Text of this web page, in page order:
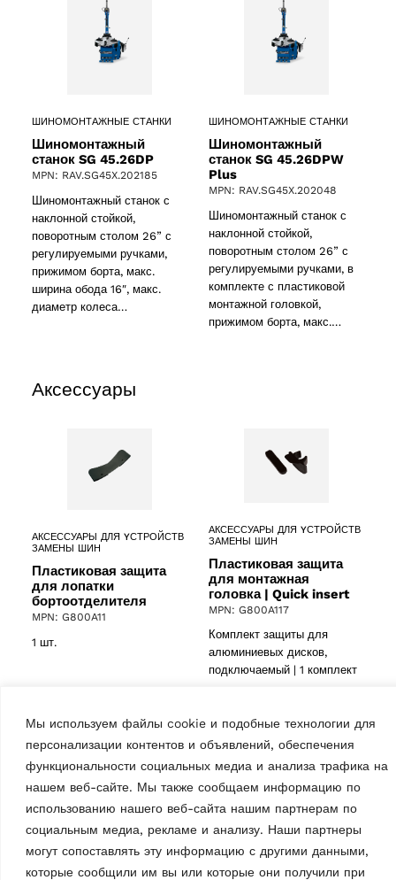
Мы используем файлы cookie и подобные технологии для
персонализации контентов и объявлений, обеспечения
функциональности социальных медиа и анализа трафика на
нашем веб-сайте. Мы также сообщаем информацию по
использованию нашего веб-сайта нашим партнерам по
социальным медиа, рекламе и анализу. Наши партнеры
могут сопоставлять эту информацию с другими данными,
которые сообщили им вы или которые они получили при
ШИНОМОНТАЖНЫЕ СТАНКИ
Шиномонтажный
станок SG 45.26DP
MPN: RAV.SG45X.202185
Шиномонтажный станок с
наклонной стойкой,
поворотным столом 26” с
регулируемыми ручками,
прижимом борта, макс.
ширина обода 16″, макс.
диаметр колеса…
ШИНОМОНТАЖНЫЕ СТАНКИ
Шиномонтажный
станок SG 45.26DPW
Plus
MPN: RAV.SG45X.202048
Шиномонтажный станок с
наклонной стойкой,
поворотным столом 26” с
регулируемыми ручками, в
комплекте с пластиковой
монтажной головкой,
прижимом борта, макс.…
Аксессуары
АКСЕССУАРЫ ДЛЯ YСТРОЙСТВ
ЗАМЕНЫ ШИН
Пластиковая защита
для лопатки
бортоотделителя
MPN: G800A11
1 шт.
АКСЕССУАРЫ ДЛЯ YСТРОЙСТВ
ЗАМЕНЫ ШИН
Пластиковая защита
для монтажная
головка | Quick insert
MPN: G800A117
Комплект защиты для
алюминиевых дисков,
подключаемый | 1 комплект
АКСЕССУАРЫ ДЛЯ YСТРОЙСТВ
ЗАМЕНЫ ШИН